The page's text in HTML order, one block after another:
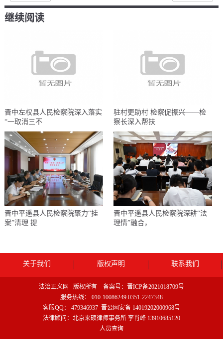
继续阅读
晋中左权县人民检察院深入落实
“一取消三不
驻村更助村 检察促振兴——检
察长深入帮扶
晋中平遥县人民检察院聚力“挂
案”清理 提
晋中平遥县人民检察院深耕“法
理情”融合，
关于我们 版权声明 联系我们
法治正义网 版权所有 备案号： 晋ICP备2021018709号
服务热线： 010-10086249 0351-2247348
客服QQ： 479346937 晋公网安备 14019202000968号
法律顾问：北京来硕律师事务所 李肖峰 13910685120
人员查询